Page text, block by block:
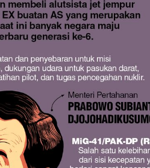
Mana yang Cuannya Paling